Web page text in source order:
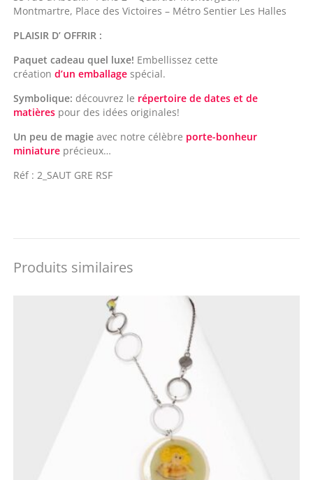
Montmartre, Place des Victoires – Métro Sentier Les Halles
PLAISIR D’ OFFRIR :
Paquet cadeau quel luxe! Embellissez cette
création d’un emballagespécial.
Symbolique: découvrez le répertoire de dates et de
matièrespour des idées originales!
Un peu de magieavec notre célèbre porte-bonheur
miniatureprécieux…
Réf : 2_SAUT GRE RSF
Produits similaires